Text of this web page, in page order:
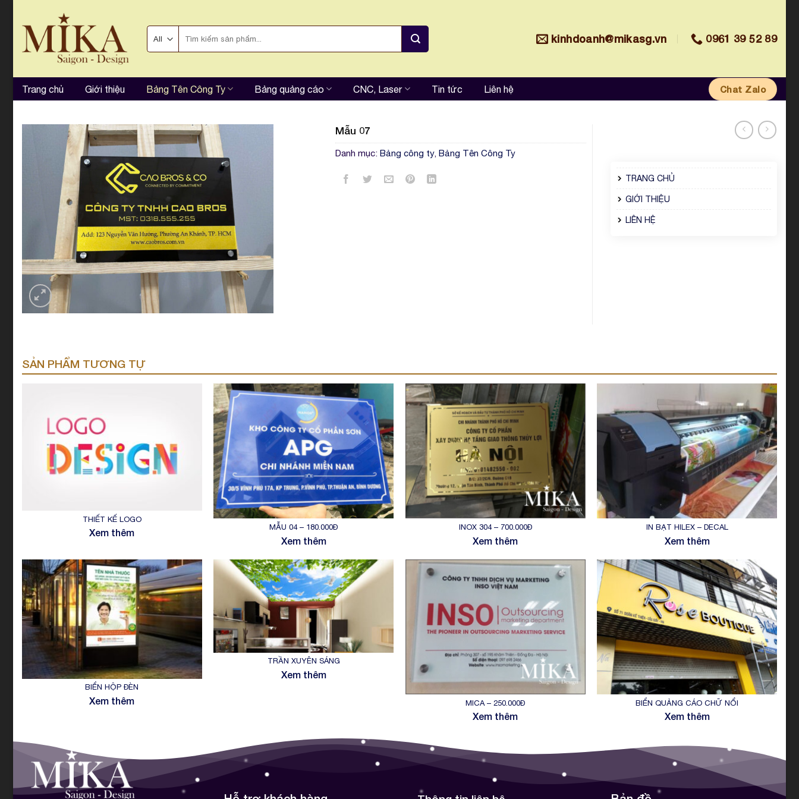
content
kiếm:
kinhdoanh@mikasg.vn 0961 39 52 89
Trang chủ Giới thiệu Bảng Tên Công Ty Bảng quảng cáo CNC, Laser Tin tức Liên hệ Chat Zalo
Mẫu 07
Danh mục: Bảng công ty, Bảng Tên Công Ty
TRANG CHỦ
GIỚI THIỆU
LIÊN HỆ
SẢN PHẨM TƯƠNG TỰ
THIẾT KẾ LOGO
Xem thêm
MẪU 04 – 180.000Đ
Xem thêm
INOX 304 – 700.000Đ
Xem thêm
IN BẠT HILEX – DECAL
Xem thêm
BIỂN HỘP ĐÈN
Xem thêm
TRẦN XUYÊN SÁNG
Xem thêm
MICA – 250.000Đ
Xem thêm
BIỂN QUẢNG CÁO CHỮ NỔI
Xem thêm